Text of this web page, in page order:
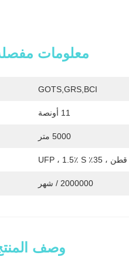
معلومات
GOTS,GRS,BCI
11 أونصة
5000 متر
2000000 / شهر
وصف